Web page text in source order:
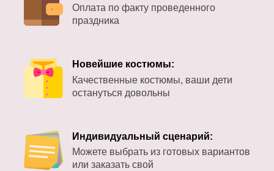
Оплата по факту проведенного
праздника
Новейшие костюмы:
Качественные костюмы, ваши дети
остануться довольны
Индивидуальный сценарий:
Можете выбрать из готовых вариантов
или заказать свой